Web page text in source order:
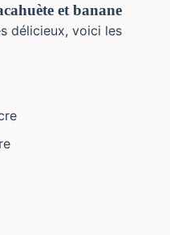
et banane
délicieux, voici les